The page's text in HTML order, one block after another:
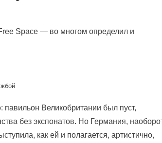
Space — во многом определил и
Великобритании был пуст,
без экспонатов. Но Германия,
как ей и полагается, артистично,